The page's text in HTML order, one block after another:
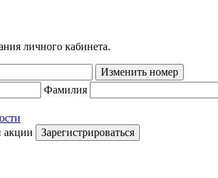
личного кабинета.
Изменить номер
Фамилия
акции
Зарегистрироваться